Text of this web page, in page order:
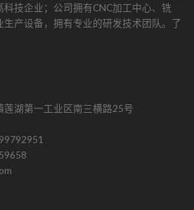
技企业；公司拥有CNC加工中心、铣
产设备，拥有专业的研发技术团队。 了
湖第一工业区南三横路25号